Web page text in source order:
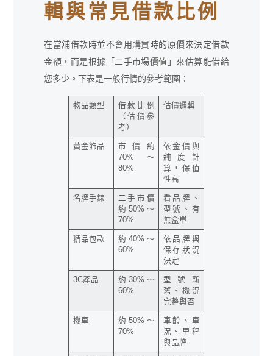
輯與常見借款比例
在當舖借款時並不會用購買時的原價來決定借款
金額，而是根據「二手市場價值」來估算能借給
您多少。下表是一般行情的參考範圍：
物品類型
借款比例
（估價參
考）
估價邏輯
黃金飾品
市價約
70%～
80%
依金價與
純度計
算，保值
性高
名牌手錶
二手市價
約50%～
70%
看品牌、
型號、有
無盒單
精品包款
約40%～
60%
依品牌與
保存狀況
決定
3C產品
約30%～
60%
型號新
舊、機況
完整與否
機車
約50%～
70%
車齡、車
況、里程
與品牌